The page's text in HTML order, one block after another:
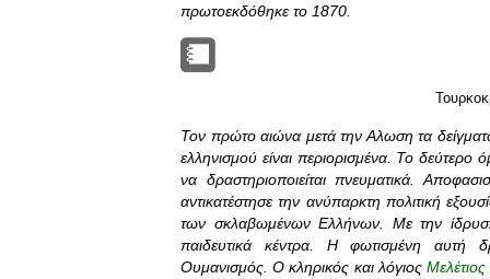
πρωτοεκδόθηκε το 1870.
Τον πρώτο αιώνα μετά την Αλωση τα
ελληνισμού είναι περιορισμένα. Το
να δραστηριοποιείται πνευματικά.
αντικατέστησε την ανύπαρκτη πολιτική
των σκλαβωμένων Ελλήνων. Με την
παιδευτικά κέντρα. Η φωτισμένη αυτή
Ουμανισμός. Ο κληρικός και λόγιος